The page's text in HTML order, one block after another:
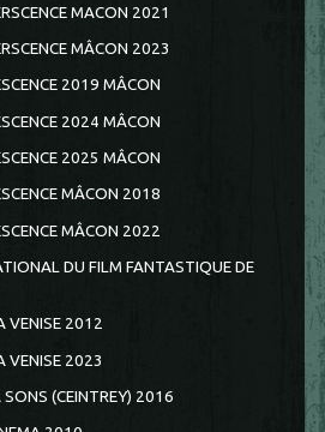
MACON 2021
MÂCON 2023
2019 MÂCON
2024 MÂCON
2025 MÂCON
MÂCON 2018
MÂCON 2022
DU FILM FANTASTIQUE DE
VENISE 2012
VENISE 2023
SONS (CEINTREY) 2016